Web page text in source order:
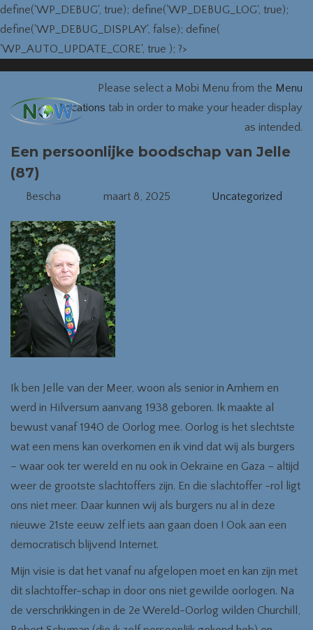
define('WP_DEBUG', true); define('WP_DEBUG_LOG', true);
define('WP_DEBUG_DISPLAY', false); define(
'WP_AUTO_UPDATE_CORE', true ); ?>
Please select a Mobi Menu from the Menu
Locations tab in order to make your header display
as intended.
Een persoonlijke boodschap van Jelle
(87)
Bescha maart 8, 2025 Uncategorized
Ik ben Jelle van der Meer, woon als senior in Arnhem en
werd in Hilversum aanvang 1938 geboren. Ik maakte al
bewust vanaf 1940 de Oorlog mee. Oorlog is het slechtste
wat een mens kan overkomen en ik vind dat wij als burgers
– waar ook ter wereld en nu ook in Oekraïne en Gaza – altijd
weer de grootste slachtoffers zijn. En die slachtoffer -rol ligt
ons niet meer. Daar kunnen wij als burgers nu al in deze
nieuwe 21ste eeuw zelf iets aan gaan doen ! Ook aan een
democratisch blijvend Internet.
Mijn visie is dat het vanaf nu afgelopen moet en kan zijn met
dit slachtoffer-schap in door ons niet gewilde oorlogen. Na
de verschrikkingen in de 2e Wereld-Oorlog wilden Churchill,